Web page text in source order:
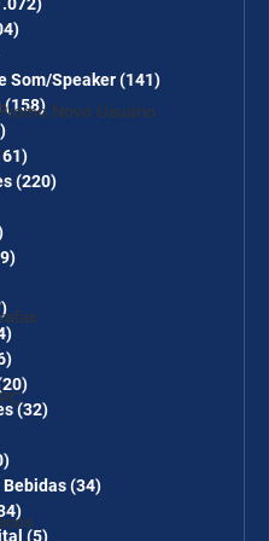
Novo Usuário
Som/Speaker(141)
(158) 158 posts
(220)
297 posts
(32)
(34)
(5)